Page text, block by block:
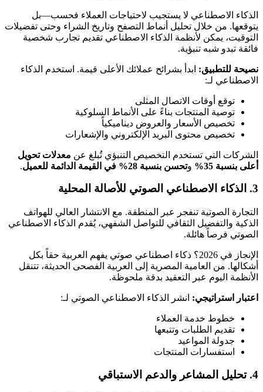
الذكاء الاصطناعي لا يستجيب لاحتياجات العملاء فحسب—بل
يتوقعها. من خلال تحليل أنماط التصفح وتاريخ الشراء وحتى تفضيلات
التوقيت، يمكن لأنظمة الذكاء الاصطناعي تقديم تجارب شخصية
فائقة تبدو شبه تنبؤية.
نصيحة للتطبيق:ابدأ بشرائح عملائك الأعلى قيمة. استخدم الذكاء
الاصطناعي لـ:
توقع أوقات الاتصال المثلى
توصية المنتجات بناءً على الأنماط السلوكية
تخصيص الأسعار والعروض ديناميكياً
تخصيص محتوى البريد الإلكتروني والإشعارات
الشركات التي تستخدم التخصيص التنبؤي تُبلغ عنمعدلات تحويل
أعلى بنسبة 35%
و تحسن بنسبة 28% في القيمة الدائمة للعميل
3. الذكاء الاصطناعي الصوتي للأصالة المحلية
التجارة الصوتية تنفجر عبر المنطقة. مع الانتشار العالي للهواتف
الذكية والتفضيل الثقافي للتواصل الشفهي، يُقدم الذكاء الاصطناعي
الصوتي فرصاً هائلة.
الإنجاز في 2026؟ ذكاء اصطناعي صوتي يفهم العربية حقاً بكل
أشكالها. من العامية المصرية إلى العربية الفصحى الحديثة، تتنقل
الأنظمة اليوم عبر التعقيد بدقة ملحوظة.
اعتبار استراتيجي:انشر الذكاء الاصطناعي الصوتي لـ:
خطوط خدمة العملاء
تقديم الطلبات وتتبعها
جدولة المواعيد
استفسارات المنتجات
4. تحليل المشاعر والدعم الاستباقي